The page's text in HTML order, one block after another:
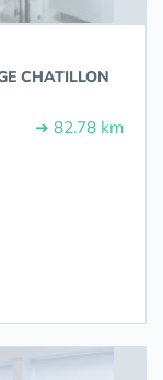
CHATILLON
➔ 82.78 km